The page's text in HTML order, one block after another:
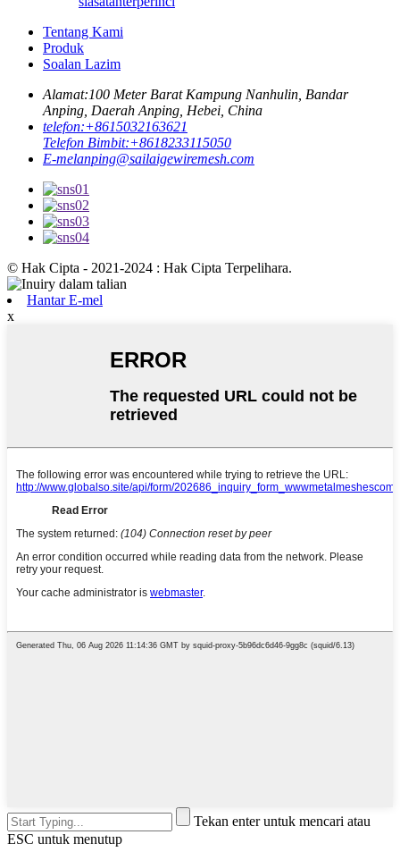
Tentang Kami
Produk
Soalan Lazim
Alamat:100 Meter Barat Kampung Nanhulin, Bandar
Anping, Daerah Anping, Hebei, China
telefon:+8615032163621
Telefon Bimbit:+8618233115050
E-melanping@sailaigewiremesh.com
© Hak Cipta - 2021-2024 : Hak Cipta Terpelihara.
Hantar E-mel
x
Tekan enter untuk mencari atau
ESC untuk menutup